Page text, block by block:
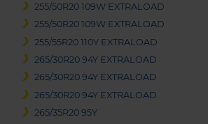
255/50R20 109W EXTRALOAD
255/50R20 109W EXTRALOAD
255/55R20 110Y EXTRALOAD
265/30R20 94Y EXTRALOAD
265/30R20 94Y EXTRALOAD
265/30R20 94Y EXTRALOAD
265/35R20 95Y